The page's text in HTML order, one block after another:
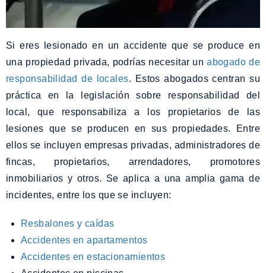
Si eres lesionado en un accidente que se produce en
una propiedad privada, podrías necesitar unabogado de
responsabilidad de locales. Estos abogados centran su
práctica en la legislación sobre responsabilidad del
local, que responsabiliza a los propietarios de las
lesiones que se producen en sus propiedades. Entre
ellos se incluyen empresas privadas, administradores de
fincas, propietarios, arrendadores, promotores
inmobiliarios y otros. Se aplica a una amplia gama de
incidentes, entre los que se incluyen:
Resbalones y caídas
Accidentes en apartamentos
Accidentes en estacionamientos